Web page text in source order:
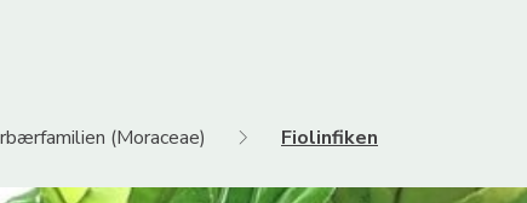
(Moraceae) Fiolinfiken